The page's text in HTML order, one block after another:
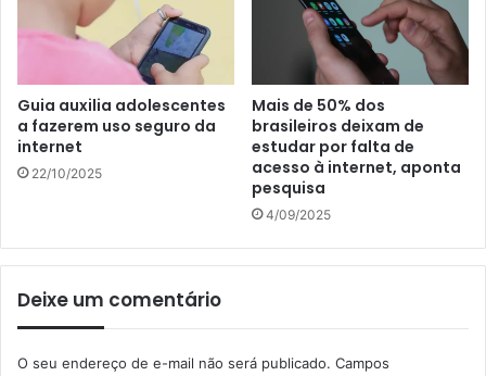
Guia auxilia adolescentes
a fazerem uso seguro da
internet
22/10/2025
Mais de 50% dos
brasileiros deixam de
estudar por falta de
acesso à internet, aponta
pesquisa
4/09/2025
Deixe um comentário
O seu endereço de e-mail não será publicado. Campos